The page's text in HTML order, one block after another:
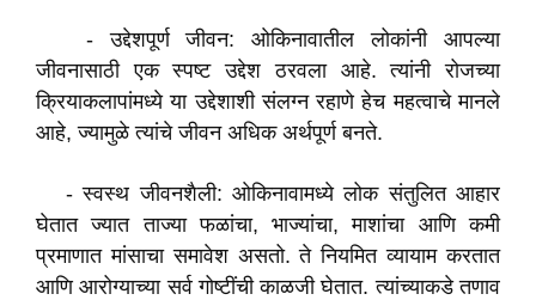
- उद्देशपूर्ण जीवन: ओकिनावातील लोकांनी आपल्या
जीवनासाठी एक स्पष्ट उद्देश ठरवला आहे. त्यांनी रोजच्या
क्रियाकलापांमध्ये या उद्देशाशी संलग्न रहाणे हेच महत्वाचे मानले
आहे, ज्यामुळे त्यांचे जीवन अधिक अर्थपूर्ण बनते.
- स्वस्थ जीवनशैली: ओकिनावामध्ये लोक संतुलित आहार
घेतात ज्यात ताज्या फळांचा, भाज्यांचा, माशांचा आणि कमी
प्रमाणात मांसाचा समावेश असतो. ते नियमित व्यायाम करतात
आणि आरोग्याच्या सर्व गोष्टींची काळजी घेतात. त्यांच्याकडे तणाव